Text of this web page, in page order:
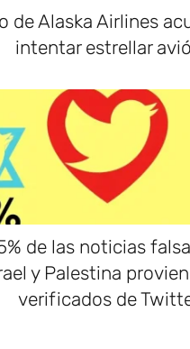
de Alaska Airlines
intentar estrellar
de las noticias
y Palestina
verificados de